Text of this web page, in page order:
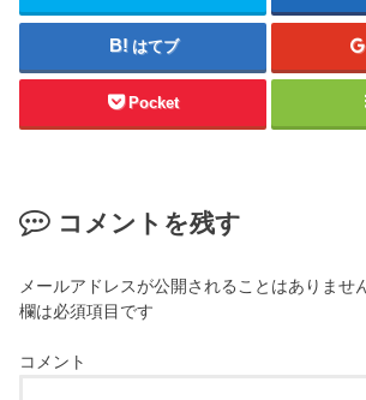
はてブ
Pocket
コメントを残す
メールアドレスが公開されることはありませ
欄は必須項目です
コメント